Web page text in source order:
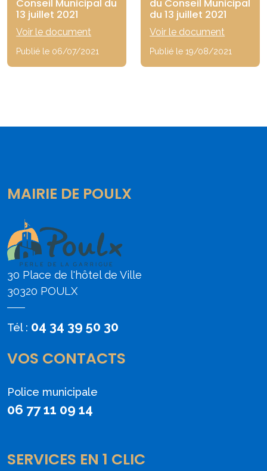
Conseil Municipal du
13 juillet 2021
Voir le document
Publié le 06/07/2021
du Conseil Municipal
du 13 juillet 2021
Voir le document
Publié le 19/08/2021
MAIRIE DE POULX
30 Place de l'hôtel de Ville
30320 POULX
Tél : 04 34 39 50 30
VOS CONTACTS
Police municipale
06 77 11 09 14
SERVICES EN 1 CLIC